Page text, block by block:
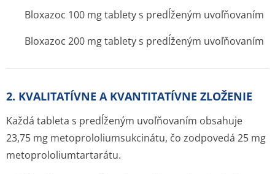
Bloxazoc 100 mg tablety s predĺženým uvoľňovaním
Bloxazoc 200 mg tablety s predĺženým uvoľňovaním
2. KVALITATÍVNE A KVANTITATÍVNE ZLOŽENIE
Každá tableta s predĺženým uvoľňovaním obsahuje
23,75 mg metoprololium­sukcinátu, čo zodpovedá 25 mg
metoprololium­tartarátu.